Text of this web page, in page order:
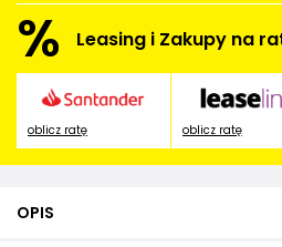
% Leasing i Zakupy na
oblicz ratę oblicz ratę
OPIS